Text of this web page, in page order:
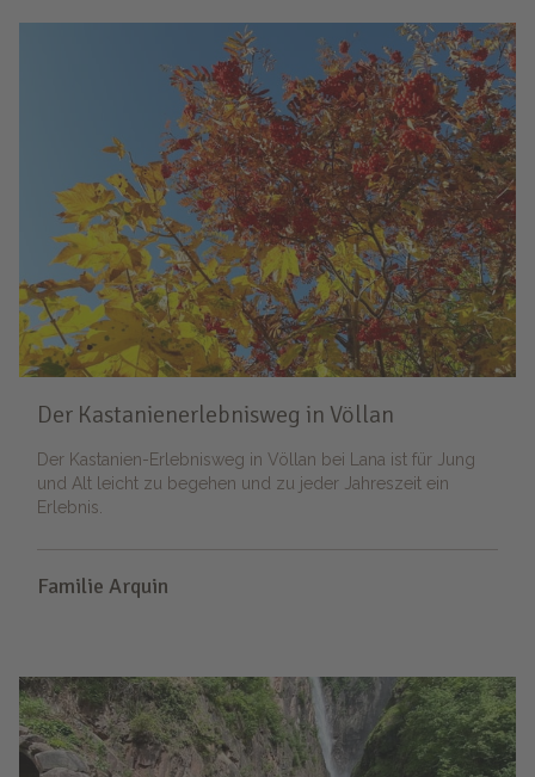
Der Kastanienerlebnisweg in Völlan
Der Kastanien-Erlebnisweg in Völlan bei Lana ist für Jung
und Alt leicht zu begehen und zu jeder Jahreszeit ein
Erlebnis.
Familie Arquin